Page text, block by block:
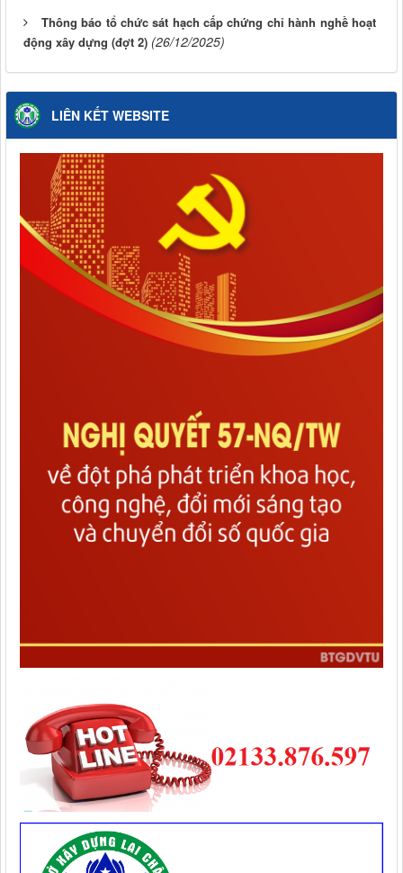
Thông báo tổ chức sát hạch cấp chứng chỉ hành nghề hoạt
động xây dựng (đợt 2) (26/12/2025)
LIÊN KẾT WEBSITE